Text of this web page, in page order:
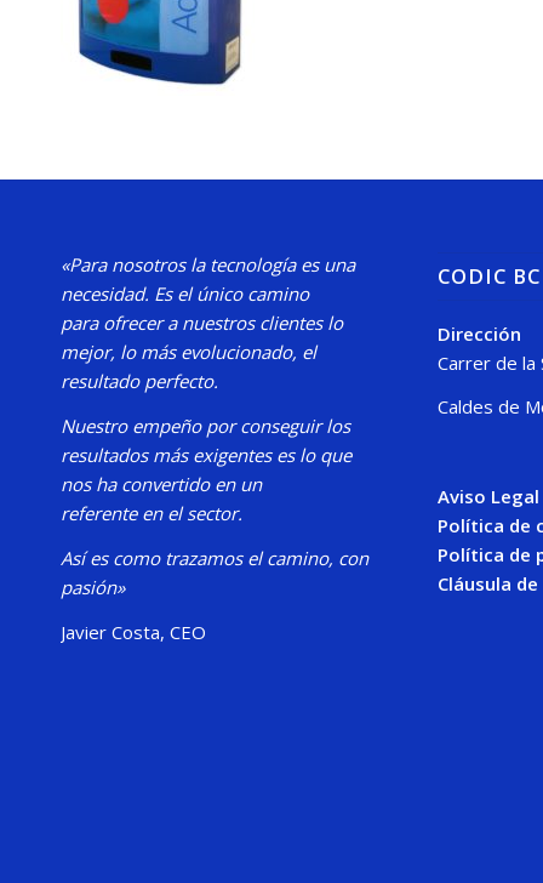
«Para nosotros la tecnología es una
necesidad. Es el único camino
para ofrecer a nuestros clientes lo
mejor, lo más evolucionado, el
resultado perfecto.
Nuestro empeño por conseguir los
resultados más exigentes es lo que
nos ha convertido en un
referente en el sector.
Así es como trazamos el camino, con
pasión»
Javier Costa, CEO
CODIC
Dirección
Carrer de la
Caldes de
Aviso Legal
Política de
Política de
Cláusula